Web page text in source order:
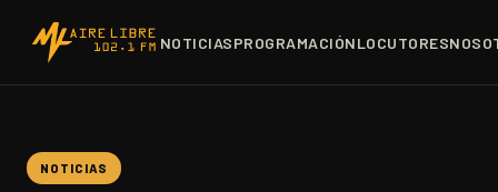
NOTICIASPROGRAMACIÓNLOCUTORES
NOTICIAS